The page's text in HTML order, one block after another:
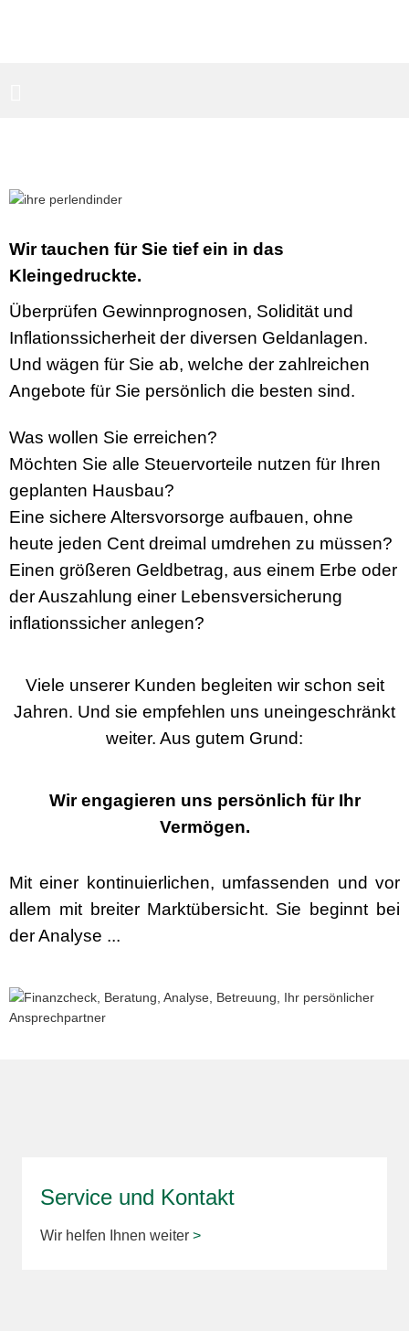
Wir tauchen für Sie tief ein in das
Kleingedruckte.
Überprüfen Gewinnprognosen, Solidität und
Inflationssicherheit der diversen Geldanlagen.
Und wägen für Sie ab, welche der zahlreichen
Angebote für Sie persönlich die besten sind.
Was wollen Sie erreichen?
Möchten Sie alle Steuervorteile nutzen für Ihren
geplanten Hausbau?
Eine sichere Altersvorsorge aufbauen, ohne
heute jeden Cent dreimal umdrehen zu müssen?
Einen größeren Geldbetrag, aus einem Erbe oder
der Auszahlung einer Lebensversicherung
inflationssicher anlegen?
Viele unserer Kunden begleiten wir schon seit
Jahren. Und sie empfehlen uns uneingeschränkt
weiter. Aus gutem Grund:
Wir engagieren uns persönlich für Ihr
Vermögen.
Mit einer kontinuierlichen, umfassenden und vor
allem mit breiter Marktübersicht. Sie beginnt bei
der Analyse ...
Service und Kontakt
Wir helfen Ihnen weiter >